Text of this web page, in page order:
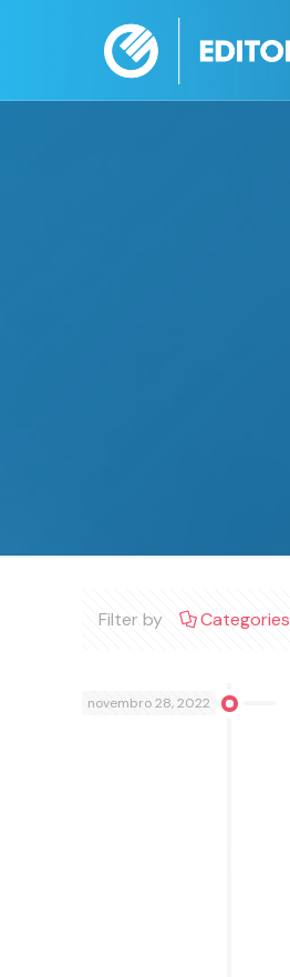
Filter by Categories
novembro 28, 2022